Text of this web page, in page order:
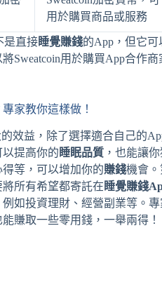
用於購買商品或服務
是直接睡覺賺錢的App，但它
將Sweatcoin用於購買App合作
家教你這樣做！
效益，除了選擇適合自己的
提高你的睡眠品質 ，也能讓
等，可以增加你的賺錢機會
所有希望都寄託在睡覺賺錢
例如投資理財、經營副業等。
能賺取一些零用錢，一舉兩得！